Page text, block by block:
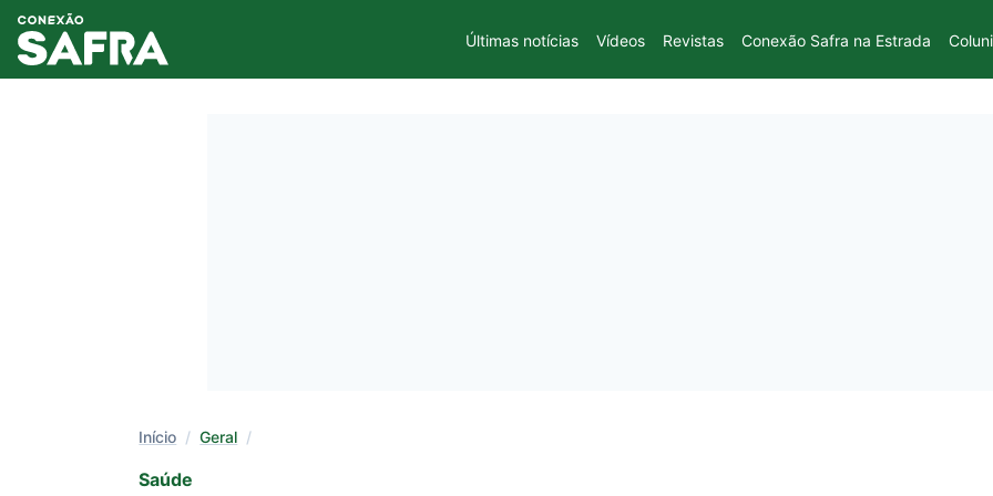
Últimas notícias Vídeos Revistas Conexão Safra na Estrada
Início /Geral /
Saúde